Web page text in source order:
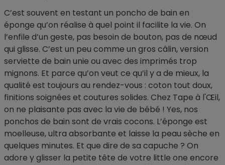
C’est souvent en testant un poncho de bain en
éponge qu’on réalise à quel point il facilite la vie. On
l’enfile d’un geste, pas besoin de bouton, pas de nœud
qui glisse. C’est un peu comme un gros câlin, version
serviette de bain unie ou avec des imprimés trop
mignons. Et parce qu’on veut ce qu’il y a de mieux, la
qualité est toujours au rendez-vous : coton tout doux,
finitions soignées et coutures solides. Chez Tape à l'Œil,
on ne plaisante pas avec la vie de bébé ! Yes, nos
ponchos de bain sont de vrais cocons. L’éponge est
moelleuse, ultra absorbante et laisse la peau sèche en
quelques minutes. Et que dire de sa capuche ? On
adore y glisser la petite tête de votre little one encore